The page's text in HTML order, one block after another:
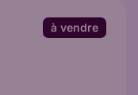
à vendre